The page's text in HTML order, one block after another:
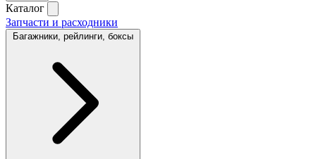
Каталог
Запчасти и расходники
Багажники, рейлинги, боксы